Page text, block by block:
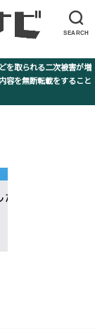
SEARCH
を取られる二次被害が増
を無断転載をすること